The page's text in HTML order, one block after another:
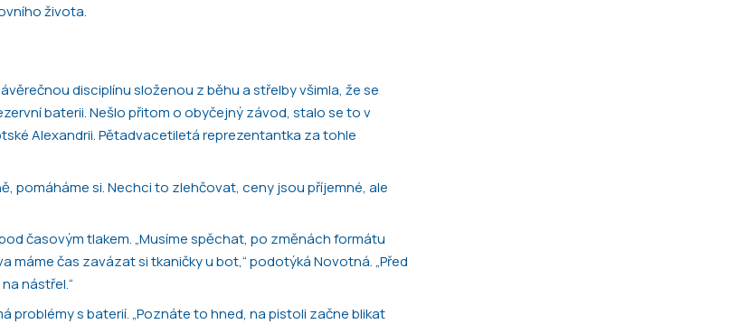
života.
disciplínu složenou z běhu a střelby všimla, že se
baterii. Nešlo přitom o obyčejný závod, stalo se to v
Alexandrii. Pětadvacetiletá reprezentantka za tohle
pomáháme si. Nechci to zlehčovat, ceny jsou příjemné, ale
časovým tlakem. „Musíme spěchat, po změnách formátu
čas zavázat si tkaničky u bot,“ podotýká Novotná. „Před
nástřel.“
problémy s baterií. „Poznáte to hned, na pistoli začne blikat